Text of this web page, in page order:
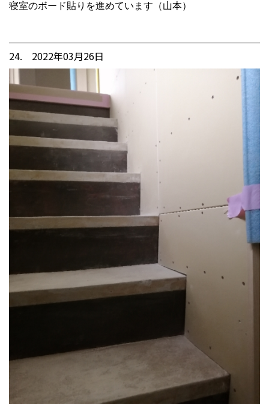
寝室のボード貼りを進めています（山本）
24. 2022年03月26日